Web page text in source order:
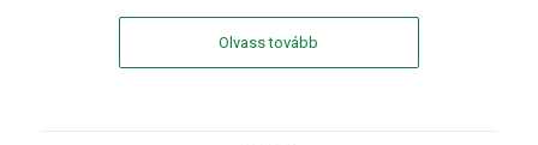
Olvass tovább